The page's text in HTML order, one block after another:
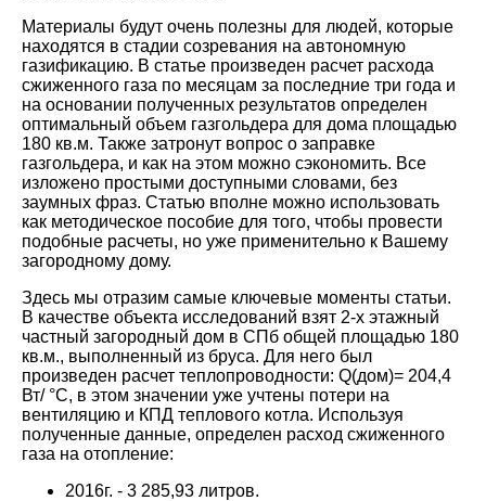
Материалы будут очень полезны для людей, которые
находятся в стадии созревания на автономную
газификацию. В статье произведен расчет расхода
сжиженного газа по месяцам за последние три года и
на основании полученных результатов определен
оптимальный объем газгольдера для дома площадью
180 кв.м. Также затронут вопрос о заправке
газгольдера, и как на этом можно сэкономить. Все
изложено простыми доступными словами, без
заумных фраз. Статью вполне можно использовать
как методическое пособие для того, чтобы провести
подобные расчеты, но уже применительно к Вашему
загородному дому.
Здесь мы отразим самые ключевые моменты статьи.
В качестве объекта исследований взят 2-х этажный
частный загородный дом в СПб общей площадью 180
кв.м., выполненный из бруса. Для него был
произведен расчет теплопроводности: Q(дом)= 204,4
Вт/ °C, в этом значении уже учтены потери на
вентиляцию и КПД теплового котла. Используя
полученные данные, определен расход сжиженного
газа на отопление:
2016г. - 3 285,93 литров.